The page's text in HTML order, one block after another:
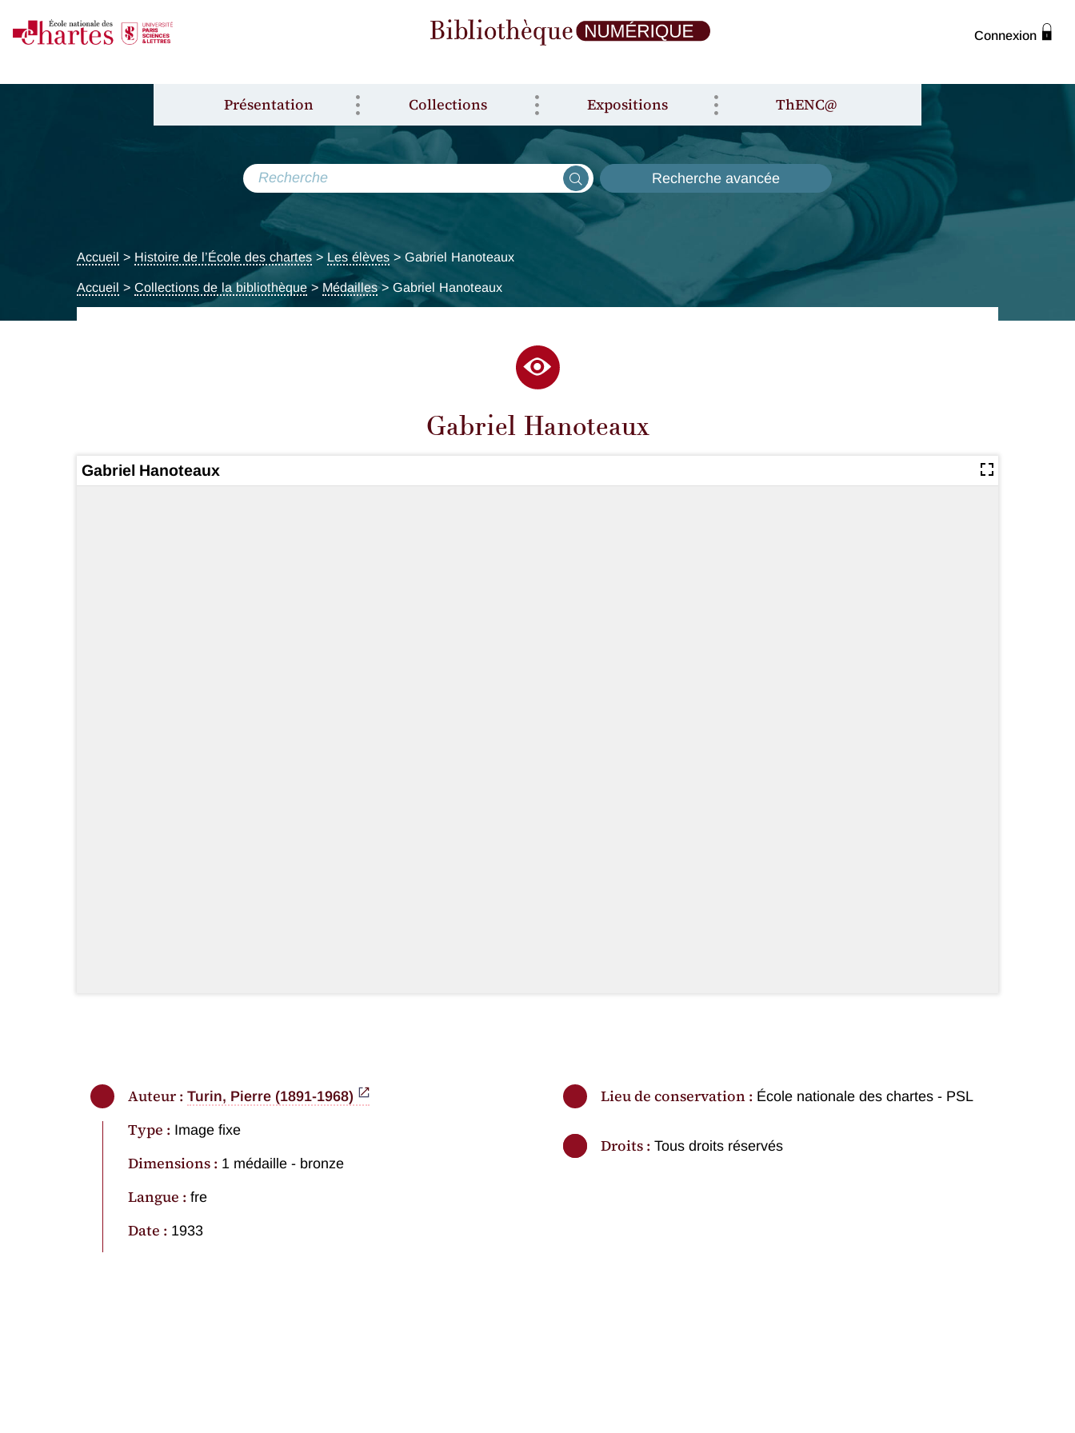
Connexion
Présentation Collections Expositions ThENC@
Recherche avancée
Accueil > Histoire de l’École des chartes > Les élèves > Gabriel Hanoteaux
Accueil > Collections de la bibliothèque> Médailles> Gabriel Hanoteaux
Gabriel Hanoteaux
Gabriel Hanoteaux
Auteur : Turin, Pierre (1891-1968)
Type : Image fixe
Dimensions : 1 médaille - bronze
Langue : fre
Date : 1933
Lieu de conservation : École nationale des chartes - PSL
Droits : Tous droits réservés